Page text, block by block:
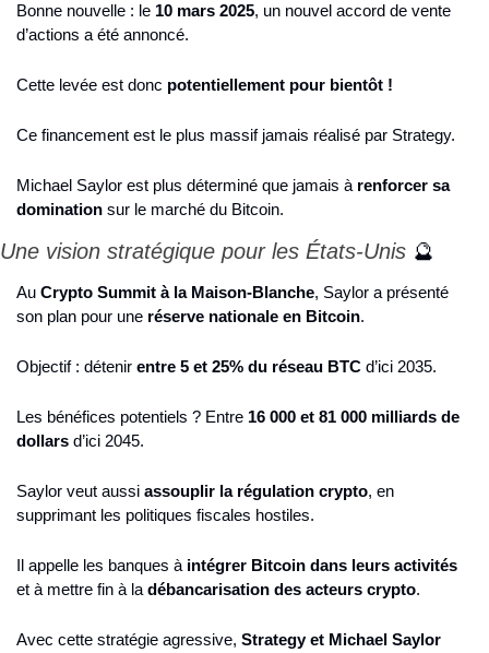
Bonne nouvelle : le 10 mars 2025, un nouvel accord de vente
d’actions a été annoncé.
Cette levée est donc potentiellement pour bientôt !
Ce financement est le plus massif jamais réalisé par Strategy.
Michael Saylor est plus déterminé que jamais à renforcer sa
domination sur le marché du Bitcoin.
Une vision stratégique pour les États-Unis 🔮
Au Crypto Summit à la Maison-Blanche, Saylor a présenté
son plan pour une réserve nationale en Bitcoin.
Objectif : détenir entre 5 et 25% du réseau BTC d’ici 2035.
Les bénéfices potentiels ? Entre 16 000 et 81 000 milliards de
dollars d’ici 2045.
Saylor veut aussi assouplir la régulation crypto, en
supprimant les politiques fiscales hostiles.
Il appelle les banques à intégrer Bitcoin dans leurs activités
et à mettre fin à la débancarisation des acteurs crypto.
Avec cette stratégie agressive, Strategy et Michael Saylor